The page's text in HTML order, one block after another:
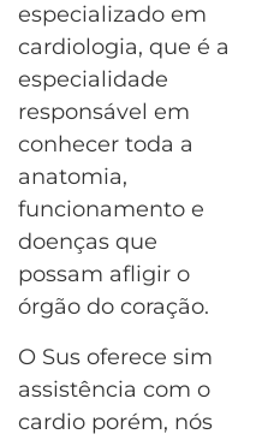
especializado em
cardiologia, que é a
especialidade
responsável em
conhecer toda a
anatomia,
funcionamento e
doenças que
possam afligir o
órgão do coração.
O Sus oferece sim
assistência com o
cardio porém, nós